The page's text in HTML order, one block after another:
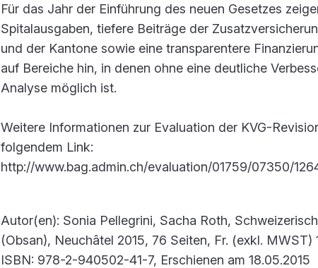
Für das Jahr der Einführung des neuen Gesetzes
Spitalausgaben, tiefere Beiträge der
und der Kantone sowie eine transparentere
auf Bereiche hin, in denen ohne eine deutliche
Analyse möglich ist.
Weitere Informationen zur Evaluation der KVG-
folgendem Link:
http://www.bag.admin.ch/evaluation/01759/07350/
Autor(en): Sonia Pellegrini, Sacha Roth,
(Obsan), Neuchâtel 2015, 76 Seiten, Fr. (exkl. MWST)
ISBN: 978-2-940502-41-7, Erschienen am 18.05.2015